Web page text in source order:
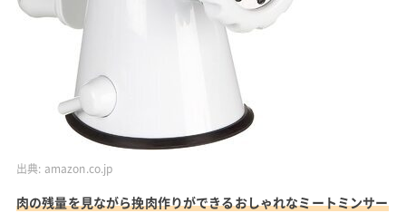
出典: amazon.co.jp
肉の残量を見ながら挽肉作りができるおしゃれなミートミンサー